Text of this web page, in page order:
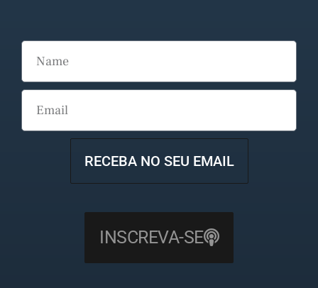
RECEBA NO SEU EMAIL
INSCREVA-SE